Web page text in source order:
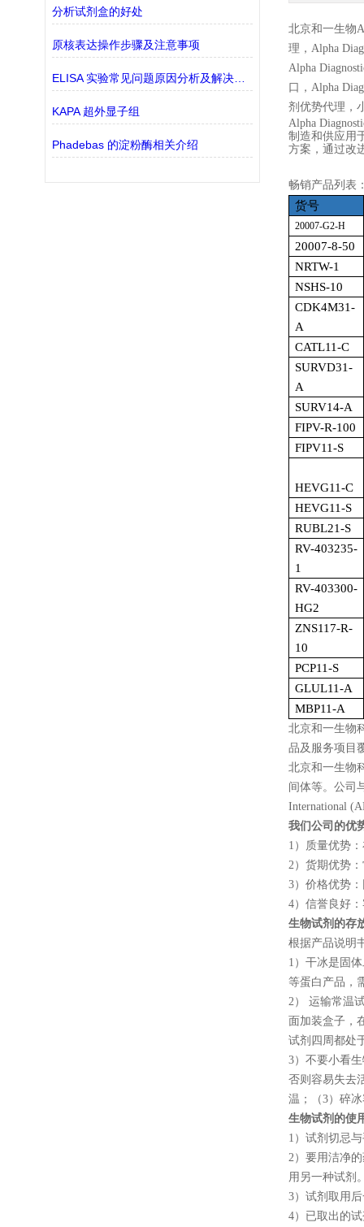
分析试剂盒的好处
原核表达操作步骤及注意事项
ELISA 实验常见问题原因分析及解决办法
KAPA 超外显子组
Phadebas 的淀粉酶相关介绍
北京和一生物
理， Alpha
Alpha
口， Alpha
剂优势代理，
Alpha
制造和供应用
方案，通过改
畅销产品列表
货号
20007-G2-H
20007-8-50
NRTW-1
NSHS-10
CDK4M31-
A
CATL11-C
SURVD31-
A
SURV14-A
FIPV-R-100
FIPV11-S
HEVG11-C
HEVG11-S
RUBL21-S
RV-403235-
1
RV-403300-
HG2
ZNS117-R-
10
PCP11-S
GLUL11-A
MBP11-A
北京和一生物
品及服务项目
北京和一生物
间体等。公司
International
我们公司的优
1 ）质量优势
2）货期优势
3）价格优势
4）信誉良好
生物试剂的存
根据产品说明
1 ）干冰是固
等蛋白产品，
2） 运输常温
面加装盒子，
试剂四周都处
3）不要小看
否则容易失去
温；（3）碎
生物试剂的使
1 ）试剂切忌
2）要用洁净
用另一种试剂
3）试剂取用
4）已取出的